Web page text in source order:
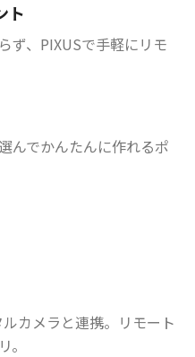
ト
ず、PIXUSで手軽にリモ
んでかんたんに作れるポ
カメラと連携。リモート